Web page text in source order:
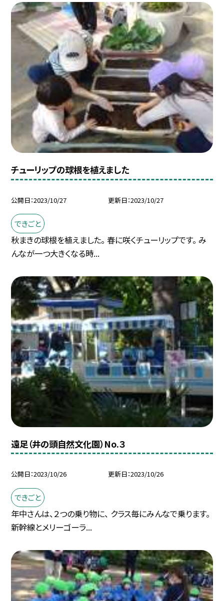
チューリップの球根を植えました
公開日 2023/10/27 更新日 2023/10/27
できごと
秋まきの球根を植えました。 春に咲くチューリップです。 み
んなが一つ大きくなる時...
遠足（井の頭自然文化園）No.３
公開日 2023/10/26 更新日 2023/10/26
できごと
年中さんは、２つの乗り物に、 クラス毎にみんなで乗ります。
新幹線とメリーゴーラ...